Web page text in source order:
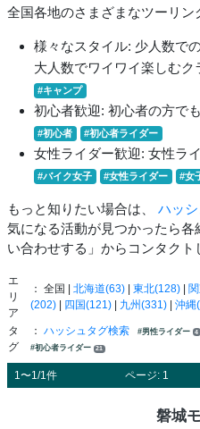
全国各地のさまざまなツーリン
様々なスタイル: 少人数で
大人数でワイワイ楽しむク
#キャンプ
初心者歓迎: 初心者の方で
#初心者 #初心者ライダー
女性ライダー歓迎: 女性ラ
#バイク女子 #女性ライダー #女
もっと知りたい場合は、 ハッ
気になる活動が見つかったら
い合わせする」からコンタクト
エ
リ
ア
： 全国 | 北海道(63)| 東北(128)|
(202)| 四国(121)| 九州(331)| 沖縄
タ
グ
： ハッシュタグ検索 #男性ライダー 4
#初心者ライダー 21
1〜1/1件 ページ: 1
磐城